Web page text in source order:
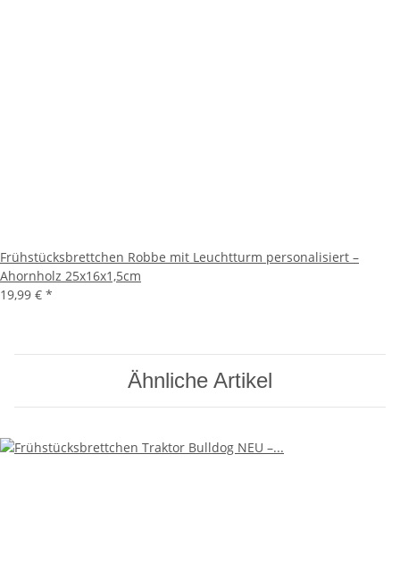
Frühstücksbrettchen Robbe mit Leuchtturm personalisiert –
Ahornholz 25x16x1,5cm
19,99 € *
Ähnliche Artikel